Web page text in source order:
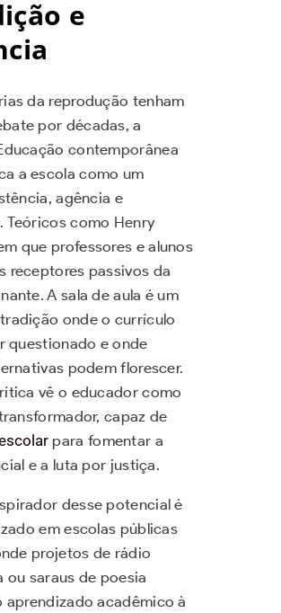
e
da reprodução tenham
por décadas, a
contemporânea
a escola como um
agência e
Teóricos como Henry
que professores e alunos
receptores passivos da
A sala de aula é um
onde o currículo
questionado e onde
podem florescer.
vê o educador como
capaz de
para fomentar a
e a luta por justiça.
desse potencial é
em escolas públicas
projetos de rádio
ou saraus de poesia
aprendizado acadêmico à